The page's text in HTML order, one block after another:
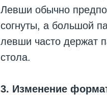
Левши обычно
согнуты, а большой
левши часто держат
стола.
3. Изменение